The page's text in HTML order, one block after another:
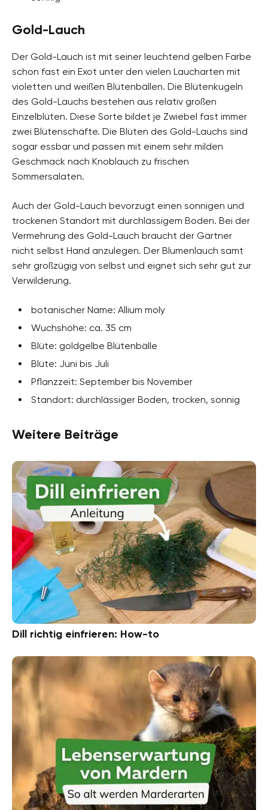
Gold-Lauch
Der Gold-Lauch ist mit seiner leuchtend gelben Farbe
schon fast ein Exot unter den vielen Laucharten mit
violetten und weißen Blütenbällen. Die Blütenkugeln
des Gold-Lauchs bestehen aus relativ großen
Einzelblüten. Diese Sorte bildet je Zwiebel fast immer
zwei Blütenschäfte. Die Blüten des Gold-Lauchs sind
sogar essbar und passen mit einem sehr milden
Geschmack nach Knoblauch zu frischen
Sommersalaten.
Auch der Gold-Lauch bevorzugt einen sonnigen und
trockenen Standort mit durchlässigem Boden. Bei der
Vermehrung des Gold-Lauch braucht der Gärtner
nicht selbst Hand anzulegen. Der Blumenlauch samt
sehr großzügig von selbst und eignet sich sehr gut zur
Verwilderung.
botanischer Name: Allium moly
Wuchshöhe: ca. 35 cm
Blüte: goldgelbe Blütenbälle
Blüte: Juni bis Juli
Pflanzzeit: September bis November
Standort: durchlässiger Boden, trocken, sonnig
Weitere Beiträge
Dill richtig einfrieren: How-to